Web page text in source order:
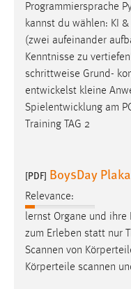
Programmiersprache
kannst du wählen: KI
(zwei aufeinander
Kenntnisse zu
schrittweise Grund-
entwickelst kleine
Spielentwicklung am
Training TAG 2
[PDF] BoysDay
Relevance:
lernst Organe und ihre
zum Erleben statt nur
Scannen von
Körperteile scannen